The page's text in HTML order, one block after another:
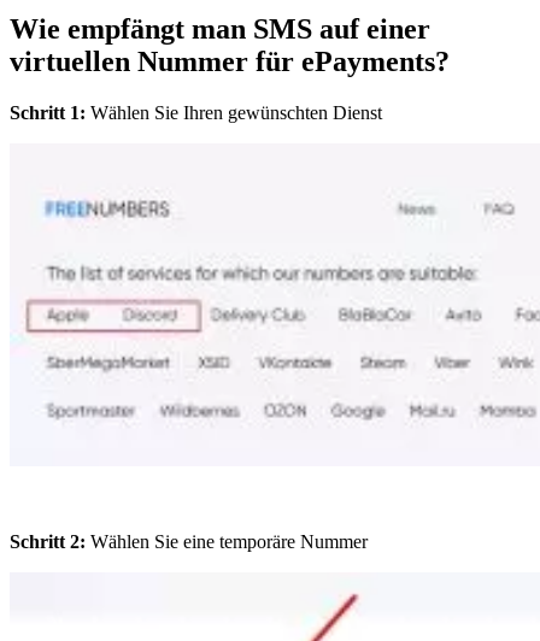
Wie empfängt man SMS auf einer
virtuellen Nummer für ePayments?
Schritt 1: Wählen Sie Ihren gewünschten Dienst
Schritt 2: Wählen Sie eine temporäre Nummer